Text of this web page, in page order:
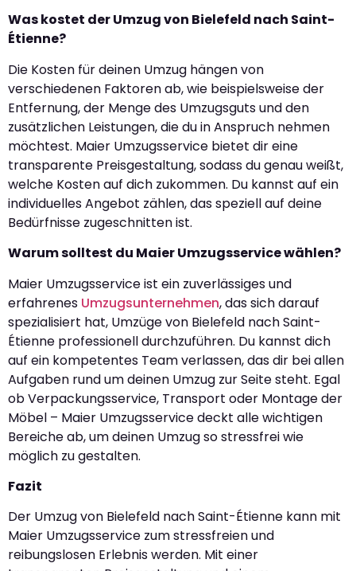
Was kostet der Umzug von Bielefeld nach Saint-
Étienne?
Die Kosten für deinen Umzug hängen von
verschiedenen Faktoren ab, wie beispielsweise der
Entfernung, der Menge des Umzugsguts und den
zusätzlichen Leistungen, die du in Anspruch nehmen
möchtest. Maier Umzugsservice bietet dir eine
transparente Preisgestaltung, sodass du genau weißt,
welche Kosten auf dich zukommen. Du kannst auf ein
individuelles Angebot zählen, das speziell auf deine
Bedürfnisse zugeschnitten ist.
Warum solltest du Maier Umzugsservice wählen?
Maier Umzugsservice ist ein zuverlässiges und
erfahrenes Umzugsunternehmen, das sich darauf
spezialisiert hat, Umzüge von Bielefeld nach Saint-
Étienne professionell durchzuführen. Du kannst dich
auf ein kompetentes Team verlassen, das dir bei allen
Aufgaben rund um deinen Umzug zur Seite steht. Egal
ob Verpackungsservice, Transport oder Montage der
Möbel – Maier Umzugsservice deckt alle wichtigen
Bereiche ab, um deinen Umzug so stressfrei wie
möglich zu gestalten.
Fazit
Der Umzug von Bielefeld nach Saint-Étienne kann mit
Maier Umzugsservice zum stressfreien und
reibungslosen Erlebnis werden. Mit einer